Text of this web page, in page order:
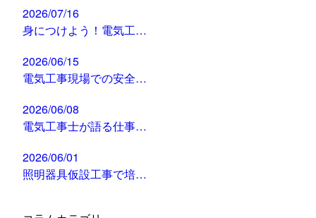
2026/07/16
身につけよう！電気工…
2026/06/15
電気工事現場での安全…
2026/06/08
電気工事士が語る仕事…
2026/06/01
照明器具仮設工事で培…